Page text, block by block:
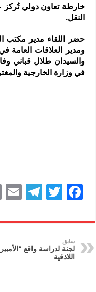
خارطة تعاون دولي تُركز
النقل.
حضر اللقاء مدير مكتب
ومدير العلاقات العامة
والسيدان طلال قباني
في وزارة الخارجية
F
c
e
b
T
itt
er
T
e
gr
a
سابق
لجنة لدراسة واقع
اللاذقية